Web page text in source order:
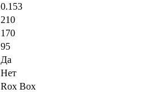
0.153
210
170
95
Да
Нет
Rox Box